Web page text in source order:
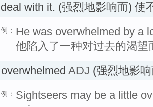
deal with it. (强烈地影响而) 使
例： He was overwhelmed by a
他陷入了一种对过去的渴望
overwhelmed ADJ (强烈地影
例： Sightseers may be a little